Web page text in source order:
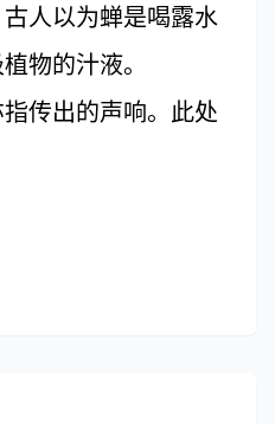
人以为蝉是喝露水
物的汁液。
传出的声响。此处